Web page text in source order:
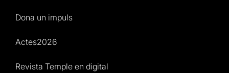
Dona un impuls
Actes2026
Revista Temple en digital